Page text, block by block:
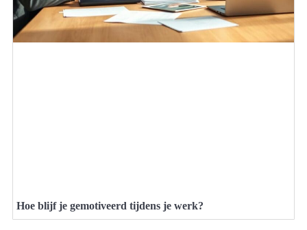
Hoe blijf je gemotiveerd tijdens je werk?